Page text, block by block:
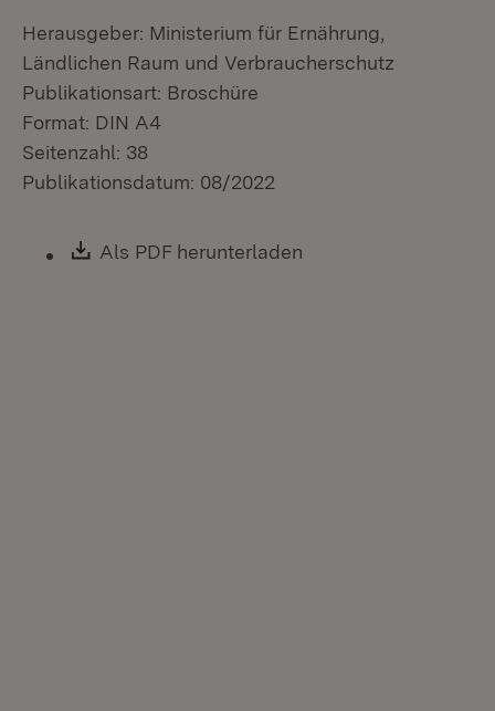
Herausgeber: Ministerium für Ernährung,
Ländlichen Raum und Verbraucherschutz
Publikationsart: Broschüre
Format: DIN A4
Seitenzahl: 38
Publikationsdatum: 08/2022
Download:
Als PDF herunterladen